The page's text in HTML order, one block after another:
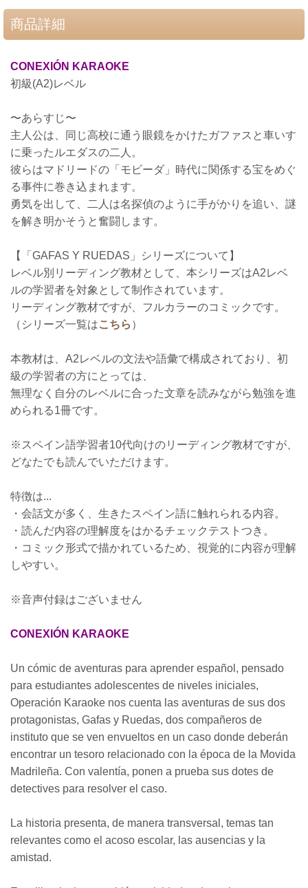
商品詳細
CONEXIÓN KARAOKE
初級(A2)レベル
〜あらすじ〜
主人公は、同じ高校に通う眼鏡をかけたガファスと車いす
に乗ったルエダスの二人。
彼らはマドリードの「モビーダ」時代に関係する宝をめぐ
る事件に巻き込まれます。
勇気を出して、二人は名探偵のように手がかりを追い、謎
を解き明かそうと奮闘します。
【「GAFAS Y RUEDAS」シリーズについて】
レベル別リーディング教材として、本シリーズはA2レベ
ルの学習者を対象として制作されています。
リーディング教材ですが、フルカラーのコミックです。
（シリーズ一覧はこちら ）
本教材は、A2レベルの文法や語彙で構成されており、初
級の学習者の方にとっては、
無理なく自分のレベルに合った文章を読みながら勉強を進
められる1冊です。
※スペイン語学習者10代向けのリーディング教材ですが、
どなたでも読んでいただけます。
特徴は...
・会話文が多く、生きたスペイン語に触れられる内容。
・読んだ内容の理解度をはかるチェックテストつき。
・コミック形式で描かれているため、視覚的に内容が理解
しやすい。
※音声付録はございません
CONEXIÓN KARAOKE
Un cómic de aventuras para aprender español, pensado
para estudiantes adolescentes de niveles iniciales,
Operación Karaoke nos cuenta las aventuras de sus dos
protagonistas, Gafas y Ruedas, dos compañeros de
instituto que se ven envueltos en un caso donde deberán
encontrar un tesoro relacionado con la época de la Movida
Madrileña. Con valentía, ponen a prueba sus dotes de
detectives para resolver el caso.
La historia presenta, de manera transversal, temas tan
relevantes como el acoso escolar, las ausencias y la
amistad.